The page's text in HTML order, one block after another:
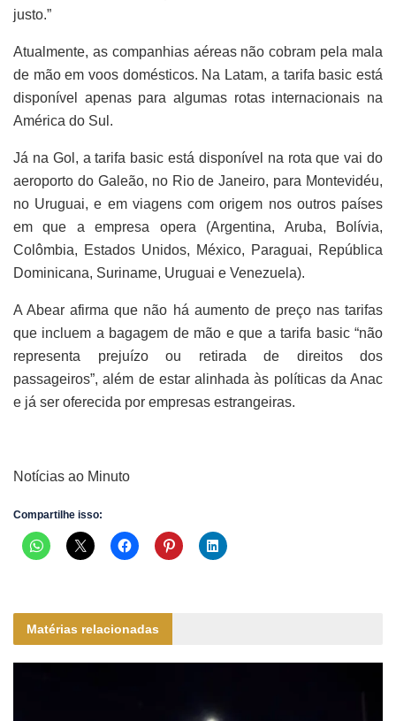
justo.”
Atualmente, as companhias aéreas não cobram pela mala
de mão em voos domésticos. Na Latam, a tarifa basic está
disponível apenas para algumas rotas internacionais na
América do Sul.
Já na Gol, a tarifa basic está disponível na rota que vai do
aeroporto do Galeão, no Rio de Janeiro, para Montevidéu,
no Uruguai, e em viagens com origem nos outros países
em que a empresa opera (Argentina, Aruba, Bolívia,
Colômbia, Estados Unidos, México, Paraguai, República
Dominicana, Suriname, Uruguai e Venezuela).
A Abear afirma que não há aumento de preço nas tarifas
que incluem a bagagem de mão e que a tarifa basic “não
representa prejuízo ou retirada de direitos dos
passageiros”, além de estar alinhada às políticas da Anac
e já ser oferecida por empresas estrangeiras.
Notícias ao Minuto
Compartilhe isso:
Matérias relacionadas